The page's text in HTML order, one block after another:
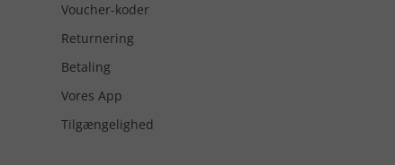
Voucher-koder
Returnering
Betaling
Vores App
Tilgængelighed